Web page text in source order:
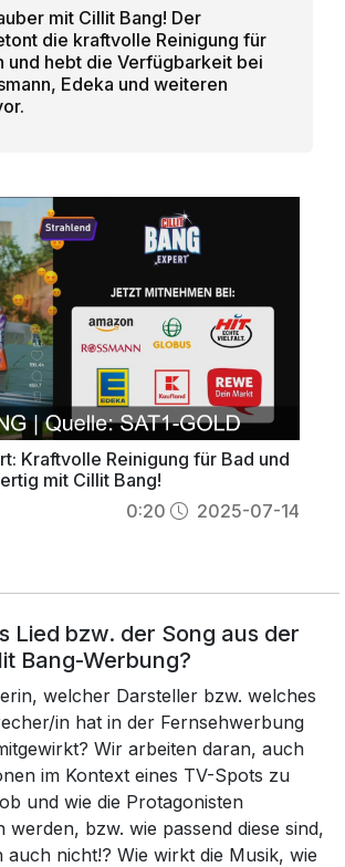
mit Cillit Bang! Der
die kraftvolle Reinigung für
und hebt die Verfügbarkeit bei
Edeka und weiteren
Kraftvolle Reinigung für Bad und
mit Cillit Bang!
0:20 2025-07-14
Lied bzw. der Song aus der
Bang-Werbung?
welcher Darsteller bzw. welches
in hat in der Fernsehwerbung
Wir arbeiten daran, auch
im Kontext eines TV-Spots zu
und wie die Protagonisten
werden, bzw. wie passend diese sind,
auch nicht!? Wie wirkt die Musik, wie